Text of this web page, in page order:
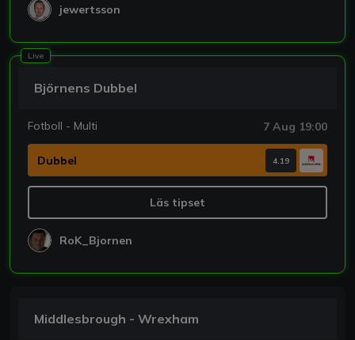
jewertsson
Live
Björnens Dubbel
Fotboll - Multi 7 Aug 19:00
Dubbel 4.19
Läs tipset
RoK_Bjornen
Middlesbrough - Wrexham